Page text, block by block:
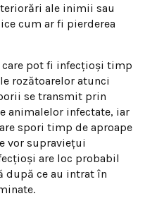
ale inimii sau
cum ar fi pierderea
care pot fi infecțioși timp
rozătoarelor atunci
se transmit prin
animalelor infectate, iar
spori timp de aproape
vor supraviețui
are loc probabil
după ce au intrat în